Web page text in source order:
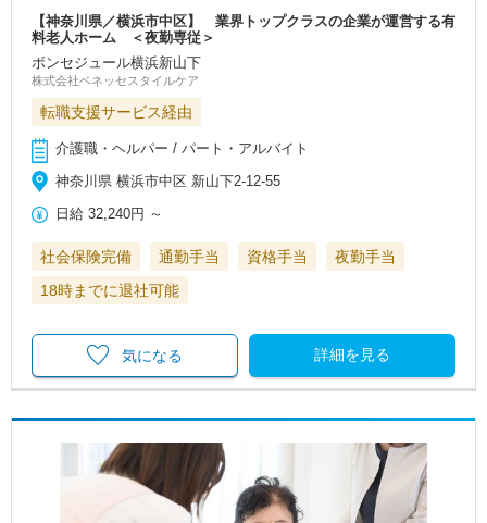
【神奈川県／横浜市中区】 業界トップクラスの企業が運営する有
料老人ホーム ＜夜勤専従＞
ボンセジュール横浜新山下
株式会社ベネッセスタイルケア
転職支援サービス経由
介護職・ヘルパー / パート・アルバイト
神奈川県 横浜市中区 新山下2-12-55
日給 32,240円 ～
社会保険完備 通勤手当 資格手当
夜勤手当
18時までに退社可能
詳細を見る
気になる